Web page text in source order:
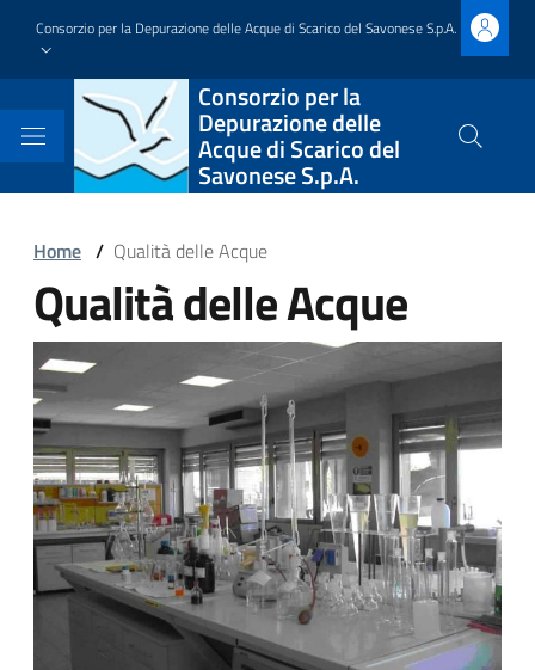
contenuto
Consorzio per la Depurazione delle Acque di Scarico del Savonese S.p.A.
Block
it-
block-
brandingdelsito
Consorzio per la
Depurazione delle
Acque di Scarico del
Savonese S.p.A.
Cerca
sito
Block
it-
block-
italiagov-
breadcrumbs
Home / Qualità delle Acque
Block
it-
block-
italiagov-
page-
title
Qualità delle Acque
Block
it-
block-
italiagov-
content